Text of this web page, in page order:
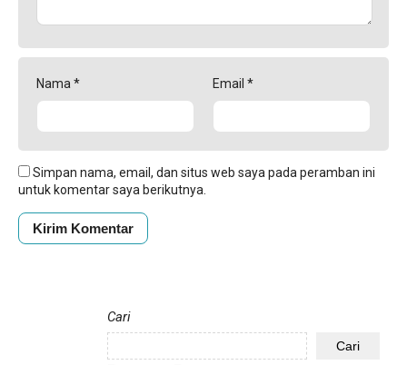
Nama* Email *
Simpan nama, email, dan situs web saya pada peramban ini
untuk komentar saya berikutnya.
Cari
Cari